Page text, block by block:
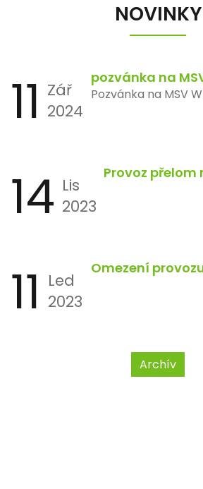
NOVINKY
11 Zář
2024
pozvánka na
Pozvánka na MSV
14 Lis
2023
Provoz přelom
11
Led
2023
Omezení
Archív